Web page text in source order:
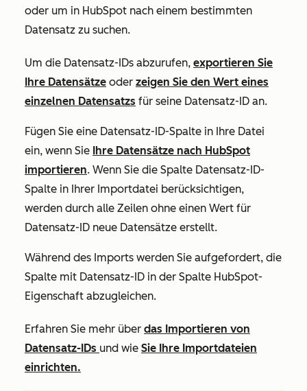
oder um in HubSpot nach einem bestimmten
Datensatz zu suchen.
Um die Datensatz-IDs abzurufen, exportieren Sie
Ihre Datensätze oder zeigen Sie den Wert eines
einzelnen Datensatzs für seine Datensatz-ID an.
Fügen Sie eine Datensatz-ID-Spalte in Ihre Datei
ein, wenn Sie Ihre Datensätze nach HubSpot
importieren. Wenn Sie die Spalte Datensatz-ID-
Spalte in Ihrer Importdatei berücksichtigen,
werden durch alle Zeilen ohne einen Wert für
Datensatz-ID neue Datensätze erstellt.
Während des Imports werden Sie aufgefordert, die
Spalte mit Datensatz-ID in der Spalte HubSpot-
Eigenschaft abzugleichen.
Erfahren Sie mehr über das Importieren von
Datensatz-IDs und wie Sie Ihre Importdateien
einrichten.